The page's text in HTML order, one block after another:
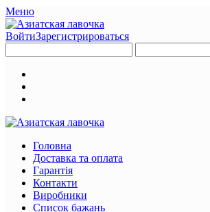
Меню
ВойтиЗарегистрироваться
Головна
Доставка та оплата
Гарантія
Контакти
Виробники
Список бажань